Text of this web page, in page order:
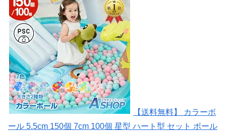
【送料無料】 カラーボ
ール 5.5cm 150個 7cm 100個 星型 ハート型 セット ボール